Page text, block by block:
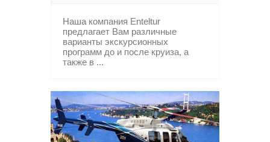
Наша компания Enteltur
предлагает Вам различные
варианты экскурсионных
программ до и после круиза, а
также в ...